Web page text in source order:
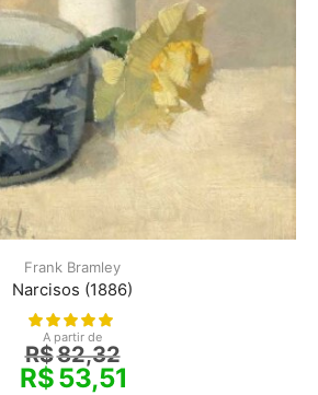
Frank Bramley
Narcisos (1886)
A partir de
R$82,32
R$53,51